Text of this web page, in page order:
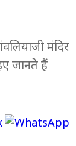
मंदिर
जानते हैं